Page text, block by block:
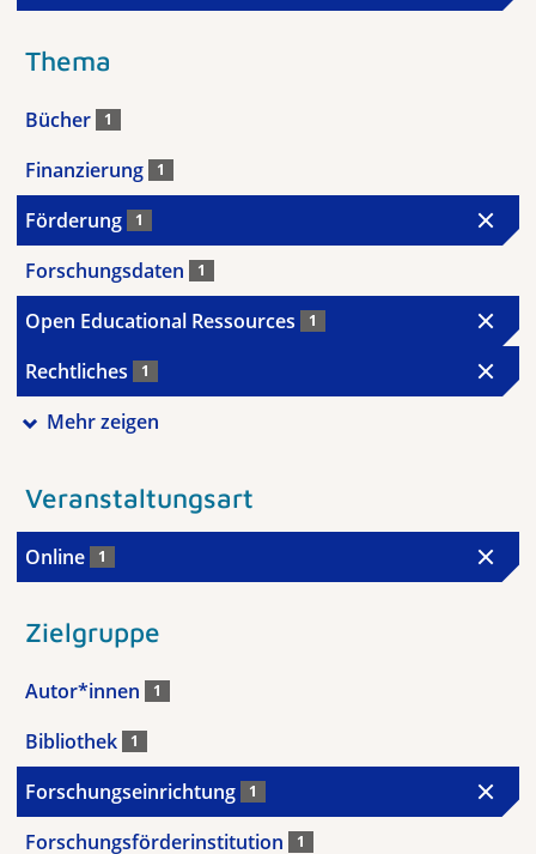
Thema
Bücher 1
Finanzierung 1
Förderung 1
Forschungsdaten 1
Open Educational Ressources 1
Rechtliches 1
Mehr zeigen
Veranstaltungsart
Online 1
Zielgruppe
Autor*innen 1
Bibliothek 1
Forschungseinrichtung 1
Forschungsförderinstitution 1